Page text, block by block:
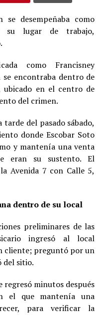
se desempeñaba como
su lugar de trabajo,
como Francisney
se encontraba dentro de
ubicado en el centro de
del crimen.
del pasado sábado,
donde Escobar Soto
y mantenía una venta
eran su sustento. El
Avenida 7 con Calle 5,
dentro de su local
preliminares de las
ingresó al local
cliente; preguntó por un
del sitio.
regresó minutos después
el que mantenía una
para verificar la